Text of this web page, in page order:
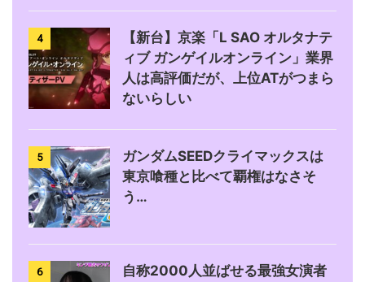
4
【新台】京楽「L SAO オルタナテ
ィブ ガンゲイルオンライン」業界
人は高評価だが、上位ATがつまら
ないらしい
5
ガンダムSEEDクライマックスは
東京喰種と比べて覇権はなさそ
う…
6
自称2000人並ばせる最強女演者